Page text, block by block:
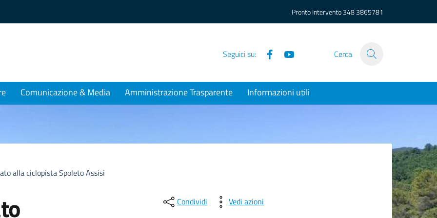
Pronto Intervento348 3865781
Seguici su: Facebook Cerca
Comunicazione & Media Amministrazione Trasparente Informazioni utili
alla ciclopista Spoleto Assisi
Condividi Vedi azioni